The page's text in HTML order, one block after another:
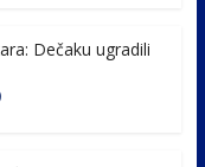
Dečaku ugradili